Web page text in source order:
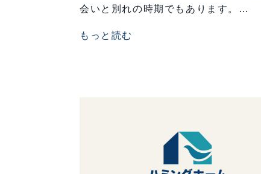
会いと別れの時期でもあります。…
もっと読む